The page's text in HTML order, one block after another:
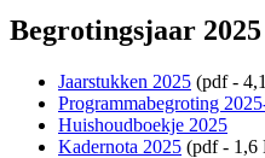
Begrotingsjaar 2025
Jaarstukken 2025 (pdf -
Programmabegroting
Huishoudboekje 2025
Kadernota 2025 (pdf - 1,6